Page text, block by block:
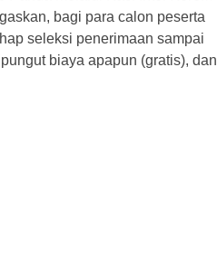
bagi para calon peserta
seleksi penerimaan sampai
biaya apapun (gratis), dan